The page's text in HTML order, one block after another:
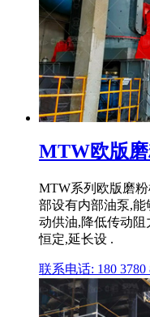
MTW欧版
MTW系列欧版磨
部设有内部油泵,
动供油,降低传动
恒定,延长设 .
联系电话: 180 3780